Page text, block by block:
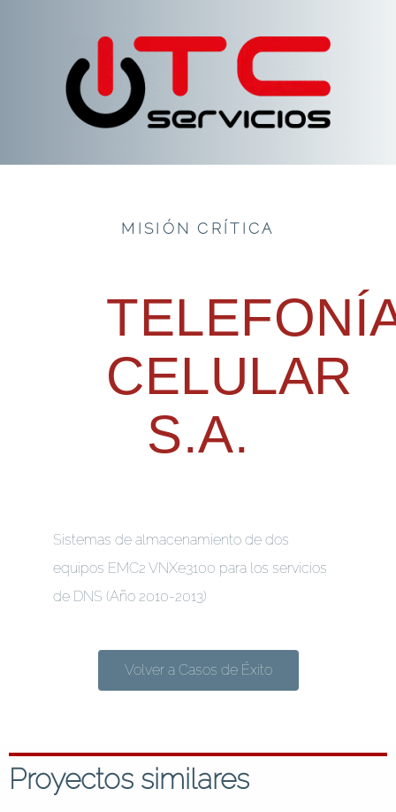
MISIÓN CRÍTICA
CELULAR
S.A.
Sistemas de almacenamiento de dos
equipos EMC2 VNXe3100 para los servicios
de DNS (Año 2010-2013)
Volver a Casos de Éxito
Proyectos similares